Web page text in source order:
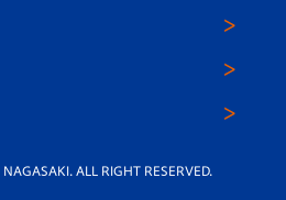
ラム
ALL RIGHT RESERVED.